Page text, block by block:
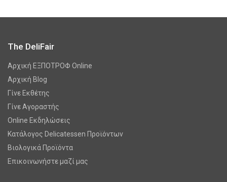
The DeliFair
Αρχική ΕΞΠΟΤΡΟΦ Online
Αρχική Blog
Γίνε Εκθέτης
Γίνε Αγοραστής
Online Εκδηλώσεις
Κατάλογος Delicatessen Προϊόντων
Βιολογικά Προϊόντα
Επικοινωνήστε μαζί μας